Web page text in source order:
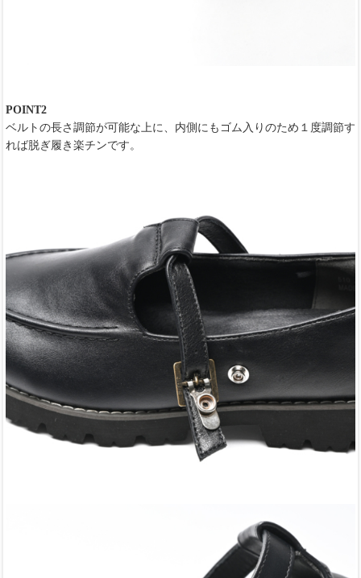
POINT2
ベルトの長さ調節が可能な上に、内側にもゴム入りのため１度調節す
れば脱ぎ履き楽チンです。